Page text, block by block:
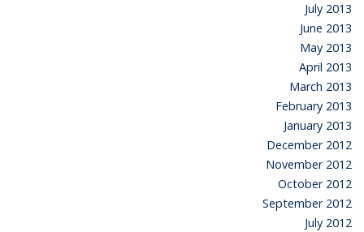
July 2013
June 2013
May 2013
April 2013
March 2013
February 2013
January 2013
December 2012
November 2012
October 2012
September 2012
July 2012